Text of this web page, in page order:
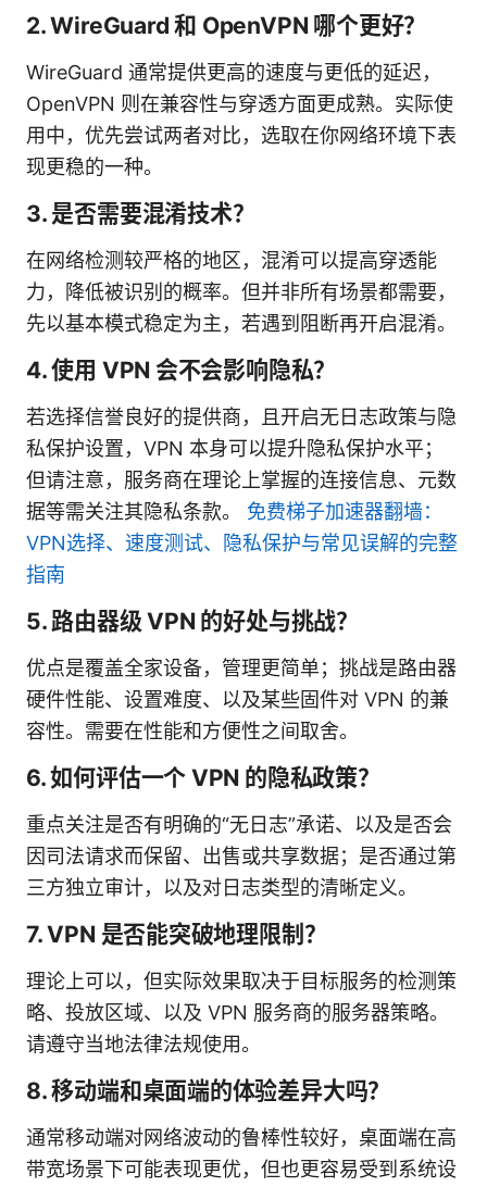
2. WireGuard 和 OpenVPN 哪个更好？
WireGuard 通常提供更高的速度与更低的延迟，
OpenVPN 则在兼容性与穿透方面更成熟。实际使
用中，优先尝试两者对比，选取在你网络环境下表
现更稳的一种。
3. 是否需要混淆技术？
在网络检测较严格的地区，混淆可以提高穿透能
力，降低被识别的概率。但并非所有场景都需要，
先以基本模式稳定为主，若遇到阻断再开启混淆。
4. 使用 VPN 会不会影响隐私？
若选择信誉良好的提供商，且开启无日志政策与隐
私保护设置，VPN 本身可以提升隐私保护水平；
但请注意，服务商在理论上掌握的连接信息、元数
据等需关注其隐私条款。 免费梯子加速器翻墙：
VPN选择、速度测试、隐私保护与常见误解的完整
指南
5. 路由器级 VPN 的好处与挑战？
优点是覆盖全家设备，管理更简单；挑战是路由器
硬件性能、设置难度、以及某些固件对 VPN 的兼
容性。需要在性能和方便性之间取舍。
6. 如何评估一个 VPN 的隐私政策？
重点关注是否有明确的“无日志”承诺、以及是否会
因司法请求而保留、出售或共享数据；是否通过第
三方独立审计，以及对日志类型的清晰定义。
7. VPN 是否能突破地理限制？
理论上可以，但实际效果取决于目标服务的检测策
略、投放区域、以及 VPN 服务商的服务器策略。
请遵守当地法律法规使用。
8. 移动端和桌面端的体验差异大吗？
通常移动端对网络波动的鲁棒性较好，桌面端在高
带宽场景下可能表现更优，但也更容易受到系统设